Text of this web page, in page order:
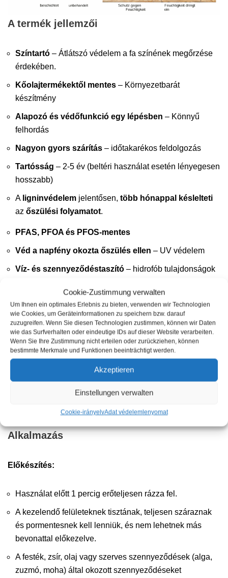
Cookie-Zustimmung verwalten
Um Ihnen ein optimales Erlebnis zu bieten, verwenden wir Technologien
wie Cookies, um Geräteinformationen zu speichern bzw. darauf
zuzugreifen. Wenn Sie diesen Technologien zustimmen, können wir Daten
wie das Surfverhalten oder eindeutige IDs auf dieser Website verarbeiten.
Wenn Sie Ihre Zustimmung nicht erteilen oder zurückziehen, können
bestimmte Merkmale und Funktionen beeinträchtigt werden.
Akzeptieren
Einstellungen verwalten
Cookie-irányelvAdat védelemlenyomat
A termék jellemzői
Színtartó – Átlátszó védelem a fa színének megőrzése
érdekében.
Kőolajtermékektől mentes – Környezetbarát
készítmény
Alapozó és védőfunkció egy lépésben – Könnyű
felhordás
Nagyon gyors szárítás – időtakarékos feldolgozás
Tartósság – 2-5 év (beltéri használat esetén lényegesen
hosszabb)
A ligninvédelem jelentősen, több hónappal
késlelteti
az őszülési folyamatot.
PFAS, PFOA és PFOS-mentes
Véd a napfény okozta őszülés ellen – UV védelem
Víz- és szennyeződéstaszító – hidrofób tulajdonságok
Megakadályozza az algák, mohák és zuzmók
elszaporodását
– Hosszantartó védelem
Fogyasztás: 1 liter elegendő kb. 30-40 m² területre (az
aljzattól függően).
Az alkalmazáselőnyös a függőlegesfa felületek felett
Szállítási terjedelem: 1 x literes flakon, 1 x pumpás szórófej
Alkalmazás
Előkészítés:
Használat előtt 1 percig erőteljesen rázza fel.
A kezelendő felületeknek tisztának, teljesen száraznak
és pormentesnek kell lenniük, és nem lehetnek más
bevonattal előkezelve.
A festék, zsír, olaj vagy szerves szennyeződések (alga,
zuzmó, moha) által okozott szennyeződéseket